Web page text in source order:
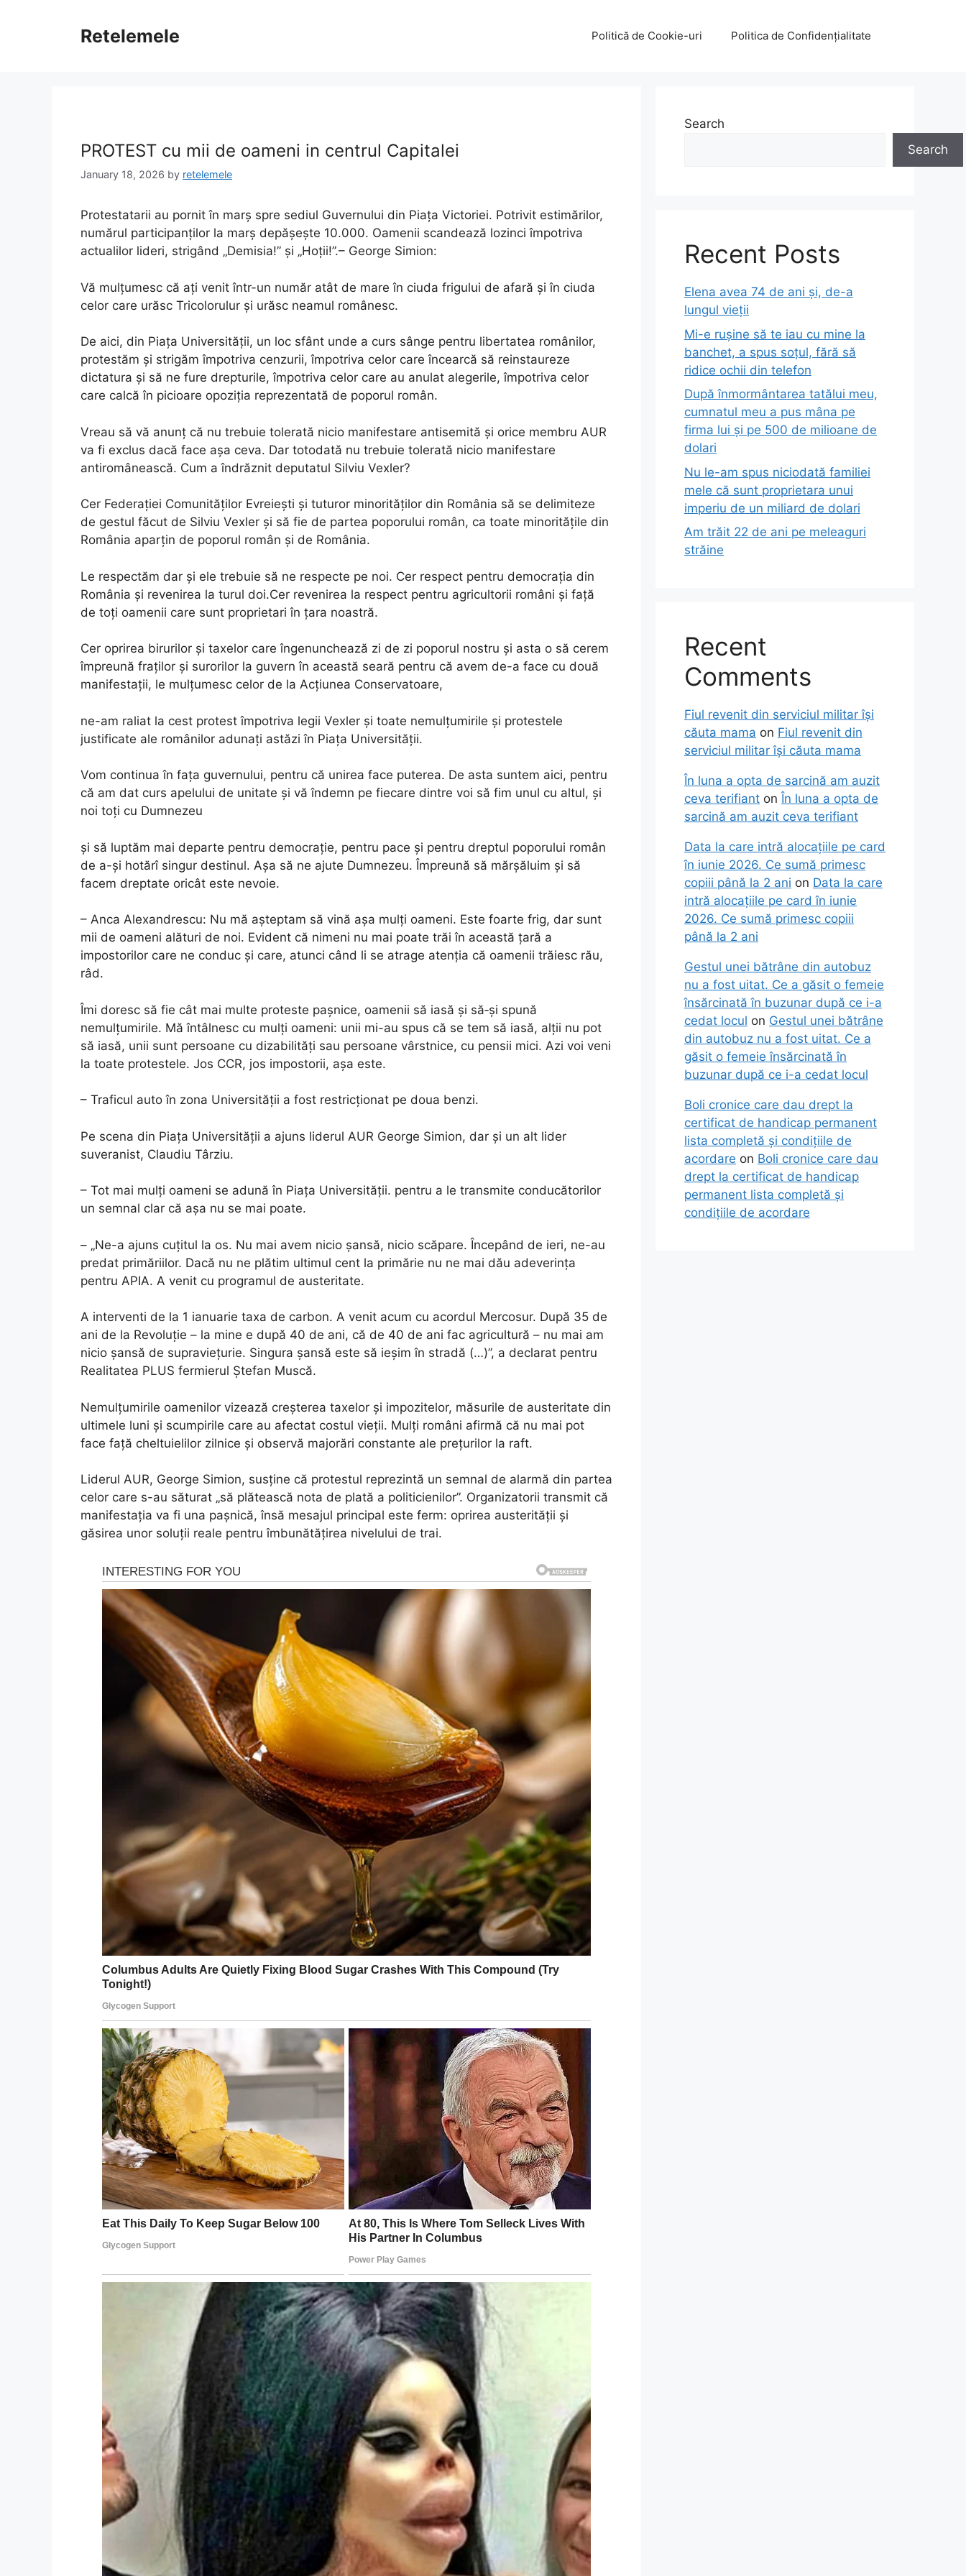
Retelemele Politică de Cookie-uri Politica de Confidențialitate
PROTEST cu mii de oameni in centrul Capitalei
January 18, 2026 by retelemele
Protestatarii au pornit în marș spre sediul Guvernului din Piața Victoriei. Potrivit estimărilor,
numărul participanților la marș depășește 10.000. Oamenii scandează lozinci împotriva
actualilor lideri, strigând „Demisia!” și „Hoții!”.– George Simion:
Vă mulțumesc că ați venit într-un număr atât de mare în ciuda frigului de afară și în ciuda
celor care urăsc Tricolorulur și urăsc neamul românesc.
De aici, din Piața Universității, un loc sfânt unde a curs sânge pentru libertatea românilor,
protestăm și strigăm împotriva cenzurii, împotriva celor care încearcă să reinstaureze
dictatura și să ne fure drepturile, împotriva celor care au anulat alegerile, împotriva celor
care calcă în picioare opoziția reprezentată de poporul român.
Vreau să vă anunț că nu trebuie tolerată nicio manifestare antisemită și orice membru AUR
va fi exclus dacă face așa ceva. Dar totodată nu trebuie tolerată nicio manifestare
antiromânească. Cum a îndrăznit deputatul Silviu Vexler?
Cer Federației Comunităților Evreiești și tuturor minorităților din România să se delimiteze
de gestul făcut de Silviu Vexler și să fie de partea poporului român, ca toate minoritățile din
România aparțin de poporul român și de România.
Le respectăm dar și ele trebuie să ne respecte pe noi. Cer respect pentru democrația din
România și revenirea la turul doi.Cer revenirea la respect pentru agricultorii români și față
de toți oamenii care sunt proprietari în țara noastră.
Cer oprirea birurilor și taxelor care îngenunchează zi de zi poporul nostru și asta o să cerem
împreună fraților și surorilor la guvern în această seară pentru că avem de-a face cu două
manifestații, le mulțumesc celor de la Acțiunea Conservatoare,
ne-am raliat la cest protest împotriva legii Vexler și toate nemulțumirile și protestele
justificate ale românilor adunați astăzi în Piața Universității.
Vom continua în fața guvernului, pentru că unirea face puterea. De asta suntem aici, pentru
că am dat curs apelului de unitate și vă îndemn pe fiecare dintre voi să fim unul cu altul, și
noi toți cu Dumnezeu
și să luptăm mai departe pentru democrație, pentru pace și pentru dreptul poporului român
de a-și hotărî singur destinul. Așa să ne ajute Dumnezeu. Împreună să mărșăluim și să
facem dreptate oricât este nevoie.
– Anca Alexandrescu: Nu mă așteptam să vină așa mulți oameni. Este foarte frig, dar sunt
mii de oameni alături de noi. Evident că nimeni nu mai poate trăi în această țară a
impostorilor care ne conduc și care, atunci când li se atrage atenția că oamenii trăiesc rău,
râd.
Îmi doresc să fie cât mai multe proteste pașnice, oamenii să iasă și să‑și spună
nemulțumirile. Mă întâlnesc cu mulți oameni: unii mi-au spus că se tem să iasă, alții nu pot
să iasă, unii sunt persoane cu dizabilități sau persoane vârstnice, cu pensii mici. Azi voi veni
la toate protestele. Jos CCR, jos impostorii, așa este.
– Traficul auto în zona Universității a fost restricționat pe doua benzi.
Pe scena din Piața Universității a ajuns liderul AUR George Simion, dar și un alt lider
suveranist, Claudiu Târziu.
– Tot mai mulți oameni se adună în Piața Universității. pentru a le transmite conducătorilor
un semnal clar că așa nu se mai poate.
– „Ne-a ajuns cuțitul la os. Nu mai avem nicio șansă, nicio scăpare. Începând de ieri, ne-au
predat primăriilor. Dacă nu ne plătim ultimul cent la primărie nu ne mai dău adeverința
pentru APIA. A venit cu programul de austeritate.
A interventi de la 1 ianuarie taxa de carbon. A venit acum cu acordul Mercosur. După 35 de
ani de la Revoluție – la mine e după 40 de ani, că de 40 de ani fac agricultură – nu mai am
nicio șansă de supraviețurie. Singura șansă este să ieșim în stradă (…)”, a declarat pentru
Realitatea PLUS fermierul Ștefan Muscă.
Nemulțumirile oamenilor vizează creșterea taxelor și impozitelor, măsurile de austeritate din
ultimele luni și scumpirile care au afectat costul vieții. Mulți români afirmă că nu mai pot
face față cheltuielilor zilnice și observă majorări constante ale prețurilor la raft.
Liderul AUR, George Simion, susține că protestul reprezintă un semnal de alarmă din partea
celor care s-au săturat „să plătească nota de plată a politicienilor”. Organizatorii transmit că
manifestația va fi una pașnică, însă mesajul principal este ferm: oprirea austerității și
găsirea unor soluții reale pentru îmbunătățirea nivelului de trai.
Search
Search
Recent Posts
Elena avea 74 de ani și, de-a
lungul vieții
Mi-e rușine să te iau cu mine la
banchet, a spus soțul, fără să
ridice ochii din telefon
După înmormântarea tatălui meu,
cumnatul meu a pus mâna pe
firma lui și pe 500 de milioane de
dolari
Nu le-am spus niciodată familiei
mele că sunt proprietara unui
imperiu de un miliard de dolari
Am trăit 22 de ani pe meleaguri
străine
Recent
Comments
Fiul revenit din serviciul militar își
căuta mama on Fiul revenit din
serviciul militar își căuta mama
În luna a opta de sarcină am auzit
ceva terifiant on În luna a opta de
sarcină am auzit ceva terifiant
Data la care intră alocațiile pe card
în iunie 2026. Ce sumă primesc
copiii până la 2 ani on Data la care
intră alocațiile pe card în iunie
2026. Ce sumă primesc copiii
până la 2 ani
Gestul unei bătrâne din autobuz
nu a fost uitat. Ce a găsit o femeie
însărcinată în buzunar după ce i-a
cedat locul on Gestul unei bătrâne
din autobuz nu a fost uitat. Ce a
găsit o femeie însărcinată în
buzunar după ce i-a cedat locul
Boli cronice care dau drept la
certificat de handicap permanent
lista completă și condițiile de
acordare on Boli cronice care dau
drept la certificat de handicap
permanent lista completă și
condițiile de acordare